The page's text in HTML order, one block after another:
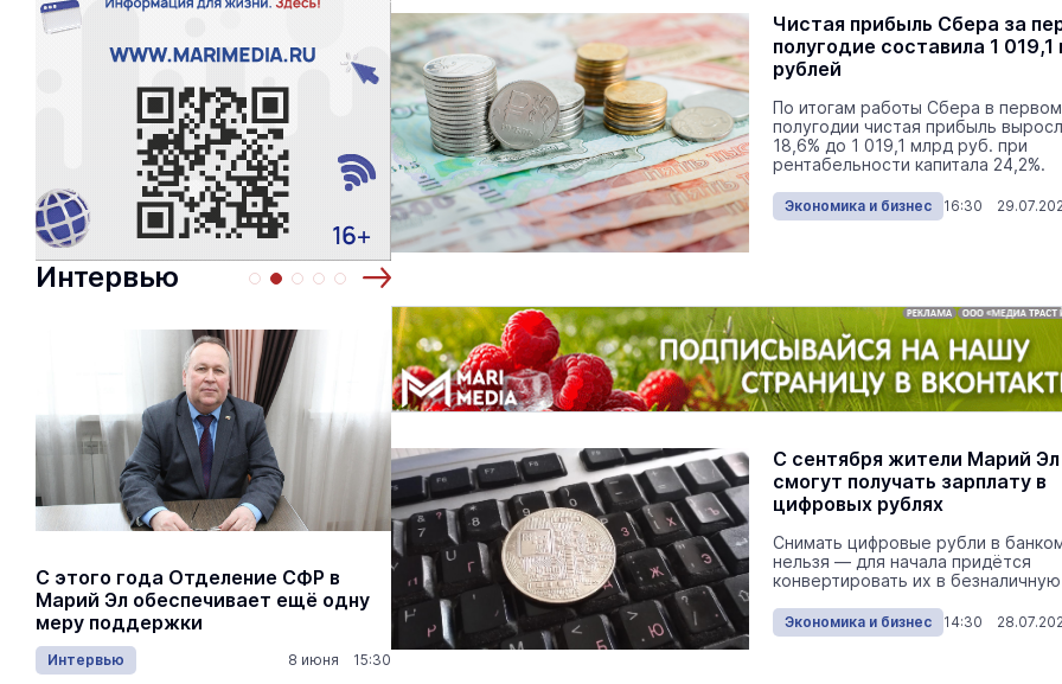
Интервью
С этого года Отделение СФР в
Марий Эл обеспечивает ещё одну
меру поддержки
Интервью 8 июня 15:30
Алексей Ямаев о премьере в театре
Шкетана: «Для меня не бывает
лёгких спектаклей»
Как узнать на законных
кто собственник
Чистая прибыль Сбера за
полугодие составила 1
рублей
По итогам работы Сбера в первом
полугодии чистая прибыль
18,6% до 1 019,1 млрд руб. при
рентабельности капитала 24,2%.
Экономика и бизнес 16:30
С сентября жители Марий Эл
смогут получать зарплату в
цифровых рублях
Снимать цифровые рубли в
нельзя — для начала придётся
конвертировать их в
Экономика и бизнес 14:30